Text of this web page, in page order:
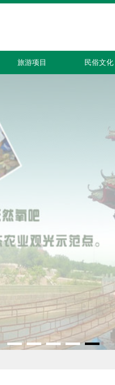
旅游项目 民俗文化